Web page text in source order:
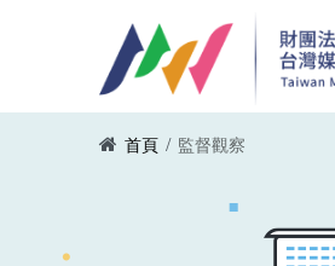
您在這裡
首頁 / 監督觀察